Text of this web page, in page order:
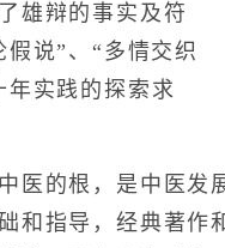
雄辩的事实及符
说”、“多情交织
年实践的探索求
的根，是中医发
和指导，经典著作